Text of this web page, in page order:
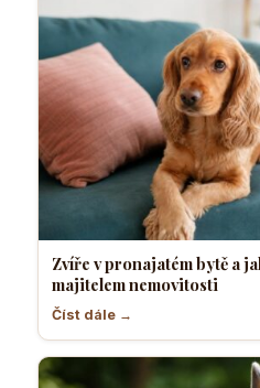
Zvíře v pronajatém bytě a
majitelem nemovitosti
Číst dále →